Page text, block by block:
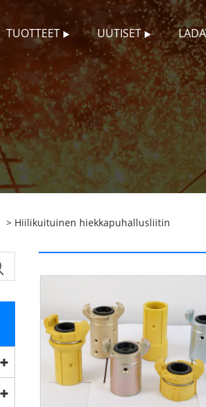
TUOTTEET UUTISET
> Hiilikuituinen hiekkapuhallusliitin